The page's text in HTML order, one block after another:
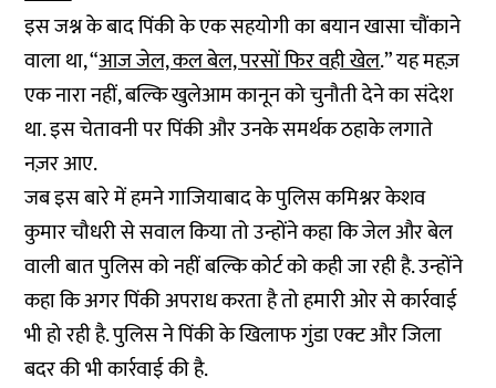
इस जश्न के बाद पिंकी के एक सहयोगी का बयान खासा चौंकाने
वाला था, “आज जेल, कल बेल, परसों फिर वही खेल.” यह महज़
एक नारा नहीं, बल्कि खुलेआम कानून को चुनौती देने का संदेश
था. इस चेतावनी पर पिंकी और उनके समर्थक ठहाके लगाते
नज़र आए.
जब इस बारे में हमने गाजियाबाद के पुलिस कमिश्नर केशव
कुमार चौधरी से सवाल किया तो उन्होंने कहा कि जेल और बेल
वाली बात पुलिस को नहीं बल्कि कोर्ट को कही जा रही है. उन्होंने
कहा कि अगर पिंकी अपराध करता है तो हमारी ओर से कार्रवाई
भी हो रही है. पुलिस ने पिंकी के खिलाफ गुंडा एक्ट और जिला
बदर की भी कार्रवाई की है.